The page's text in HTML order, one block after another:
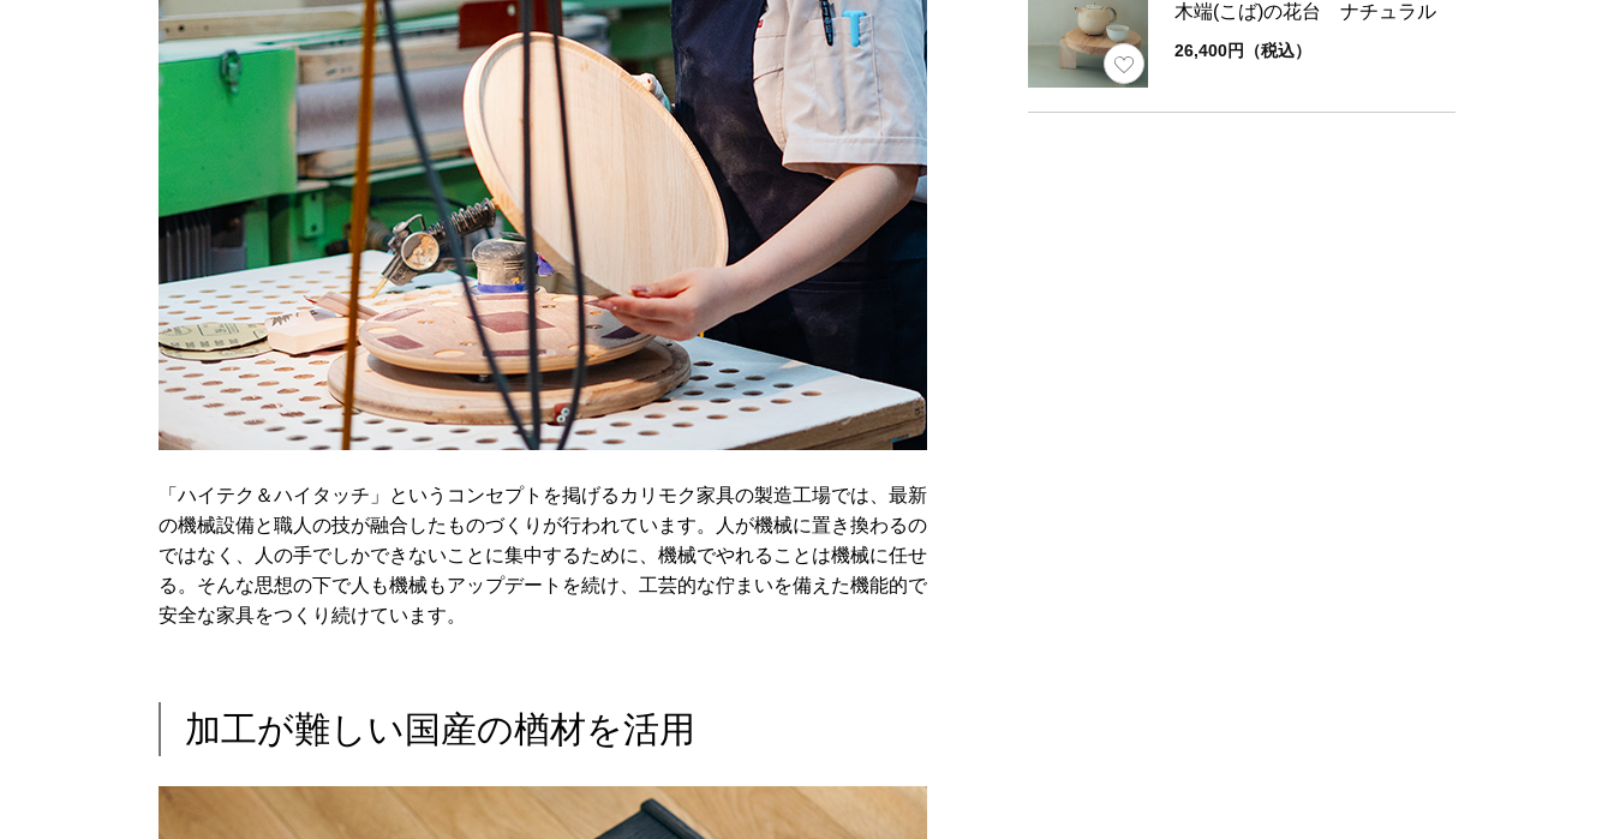
「ハイテク＆ハイタッチ」というコンセプトを掲げるカリモク家具の製造工場では、最新
の機械設備と職人の技が融合したものづくりが行われています。人が機械に置き換わるの
ではなく、人の手でしかできないことに集中するために、機械でやれることは機械に任せ
る。そんな思想の下で人も機械もアップデートを続け、工芸的な佇まいを備えた機能的で
安全な家具をつくり続けています。
加工が難しい国産の楢材を活用
木端(こば)の花台 ナチュラル
26,400円（税込）